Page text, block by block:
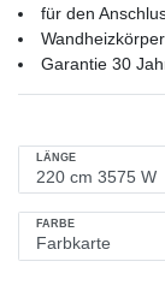
für den
Garantie 30
LÄNGE
FARBE